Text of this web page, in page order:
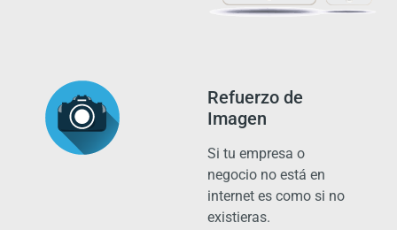
Refuerzo de
Imagen
Si tu empresa o
negocio no está en
internet es como si no
existieras.